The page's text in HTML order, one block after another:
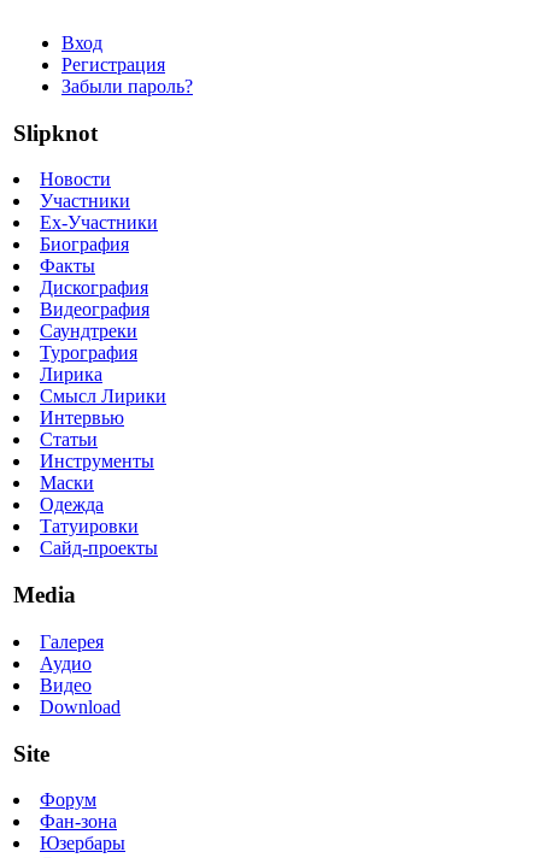
Вход
Регистрация
Забыли пароль?
Slipknot
Новости
Участники
Ex-Участники
Биография
Факты
Дискография
Видеография
Саундтреки
Турография
Лирика
Смысл Лирики
Интервью
Статьи
Инструменты
Маски
Одежда
Татуировки
Сайд-проекты
Media
Галерея
Аудио
Видео
Download
Site
Форум
Фан-зона
Юзербары